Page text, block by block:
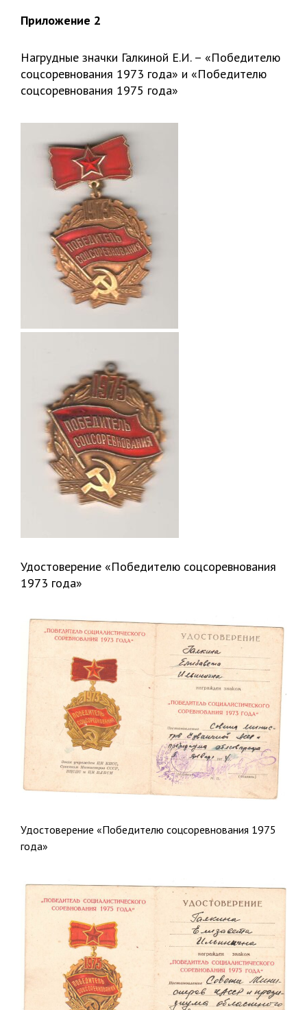
Приложение 2
Нагрудные значки Галкиной Е.И. – «Победителю
соцсоревнования 1973 года» и «Победителю
соцсоревнования 1975 года»
Удостоверение «Победителю соцсоревнования
1973 года»
Удостоверение «Победителю соцсоревнования 1975
года»